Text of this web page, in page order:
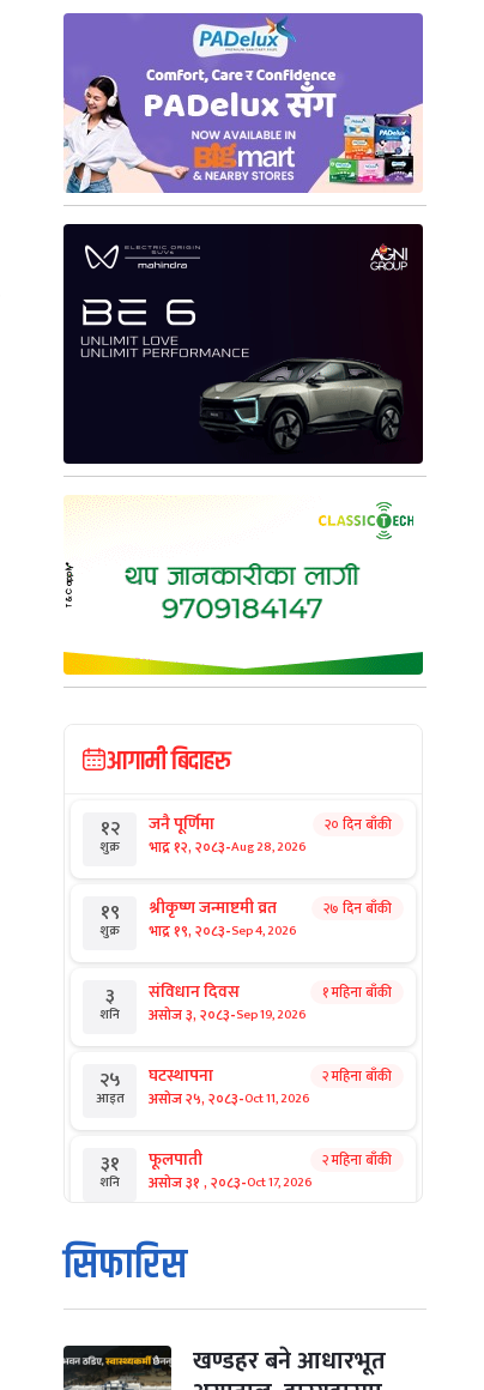
आगामी बिदाहरु
१२
शुक्र
जनै पूर्णिमा
भाद्र १२, २०८३-Aug 28, 2026
२० दिन बाँकी
१९
शुक्र
श्रीकृष्ण जन्माष्टमी व्रत
भाद्र १९, २०८३-Sep 4, 2026
२७ दिन बाँकी
३
शनि
संविधान दिवस
असोज ३, २०८३-Sep 19, 2026
१ महिना बाँकी
२५
आइत
घटस्थापना
असोज २५, २०८३-Oct 11, 2026
२ महिना बाँकी
३१
शनि
फूलपाती
असोज ३१ , २०८३-Oct 17, 2026
२ महिना बाँकी
१
आइत
कार्तिक सङ्क्रान्ति
कार्तिक १, २०८३
मंगल कार्तिक ३, २०८३-Oct 20, 2026
सिफारिस
खण्डहर बने आधारभूत